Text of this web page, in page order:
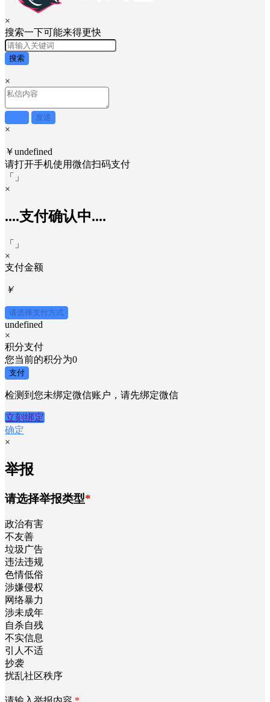
×
搜索一下可能来得更快
搜索
×
发送
×
￥undefined
请打开手机使用微信扫码支付
「
」
×
....支付确认中....
「
」
×
支付金额
￥
请选择支付方式
undefined
×
积分支付
您当前的积分为0
支付
检测到您未绑定微信账户，请先绑定微信
立刻绑定
确定
×
举报
请选择举报类型*
政治有害
不友善
垃圾广告
违法违规
色情低俗
涉嫌侵权
网络暴力
涉未成年
自杀自残
不实信息
引人不适
抄袭
扰乱社区秩序